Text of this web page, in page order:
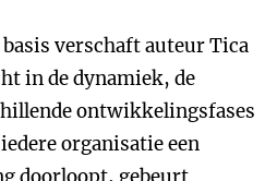
verschaft auteur Tica
in de dynamiek, de
ontwikkelingsfases
organisatie een